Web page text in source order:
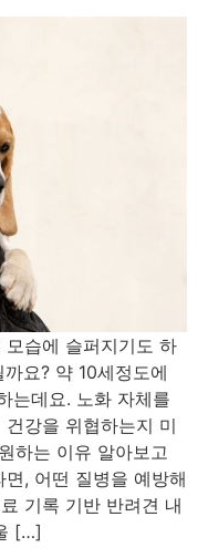
습에 슬퍼지기도 하
요? 약 10세정도에
는데요. 노화 자체를
강을 위협하는지 미
하는 이유 알아보고
, 어떤 질병을 예방해
기록 기반 반려견 내
[…]